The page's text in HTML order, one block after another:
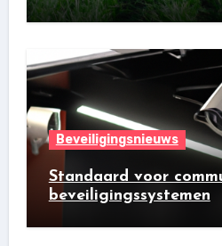
Beveiligingsnieuws
Standaard voor
beveiligingssystemen